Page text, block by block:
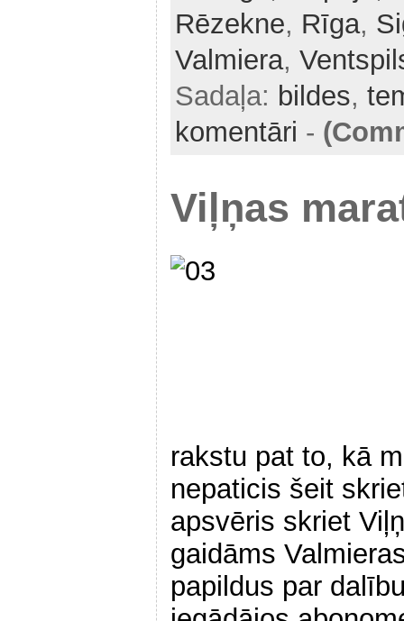
Rēzekne, Rīga,
Valmiera,
Sadaļa: bildes,
komentāri -
Viļņas
rakstu pat to, kā
nepaticis šeit
apsvēris skriet
gaidāms
papildus par